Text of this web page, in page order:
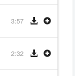
3:57
2:32